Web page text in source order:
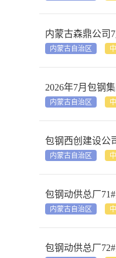
内蒙古森鼎公司
内蒙古自治区
2026年7月包钢
内蒙古自治区
包钢西创建设公
内蒙古自治区
包钢动供总厂
内蒙古自治区
包钢动供总厂